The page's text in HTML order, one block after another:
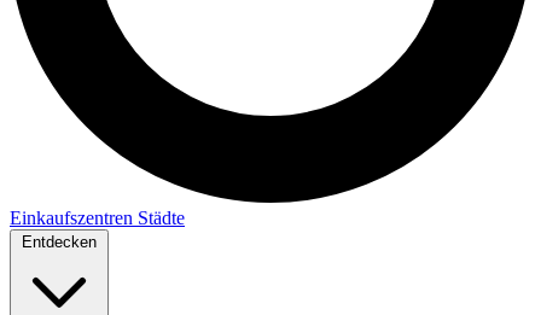
Einkaufszentren Städte
Entdecken